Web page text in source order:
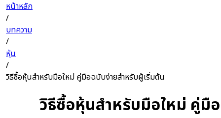
หน้าหลัก
/
บทความ
/
หุ้น
/
วิธีซื้อหุ้นสำหรับมือใหม่ คู่มือฉบับง่ายสำหรับผู้เริ่มต้น
วิธีซื้อหุ้นสำหรับมือใหม่ คู่มื